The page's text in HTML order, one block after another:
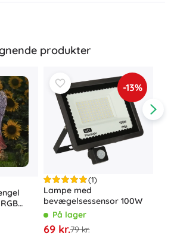
produkter
-13%
(1)
Lampe med
bevægelsessensor 100W
På lager
69 kr.79 kr.